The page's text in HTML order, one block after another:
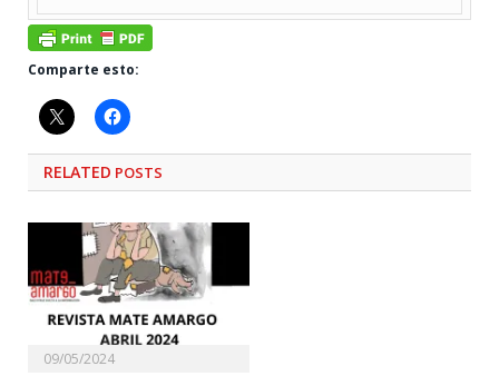
Comparte esto:
RELATED POSTS
09/05/2024